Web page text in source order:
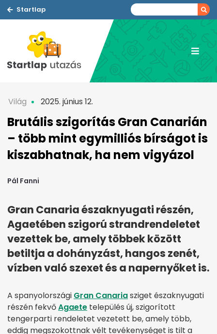
Startlap
Világ 2025. június 12.
Brutális szigorítás Gran Canarián
– több mint egymilliós bírságot is
kiszabhatnak, ha nem vigyázol
Pál Fanni
Gran Canaria északnyugati részén,
Agaetében szigorú strandrendeletet
vezettek be, amely többek között
betiltja a dohányzást, hangos zenét,
vízben való szexet és a napernyőket is.
A spanyolországi Gran Canariasziget északnyugati
részén fekvőAgaete település új, szigorított
tengerparti rendeletet vezetett be, amely több,
eddig megszokottnak vélt tevékenységet is tilt a